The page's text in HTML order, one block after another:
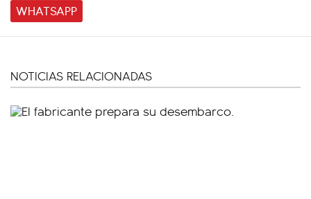
WHATSAPP
NOTICIAS RELACIONADAS